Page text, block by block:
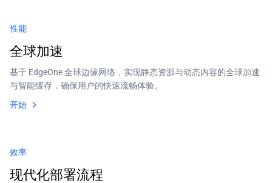
性能
全球加速
基于 EdgeOne 全球边缘网络，实现静态资源与动态内容的全球加速
与智能缓存，确保用户的快速流畅体验。
开始
效率
现代化部署流程